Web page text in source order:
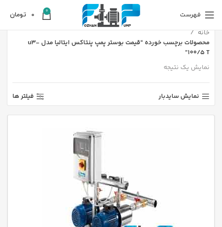
فهرست 0
0 تومان
خانه
محصولات برچسب خورده “قیمت بوستر پمپ پنتاکس ایتالیا مدل u3-
100/5 T”
نمایش یک نتیجه
نمایش سایدبار فیلتر ها